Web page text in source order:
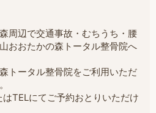
周辺で交通事故・むちうち・腰
おおたかの森トータル整骨院へ
トータル整骨院をご利用いただ
TELにてご予約おとりいただけ